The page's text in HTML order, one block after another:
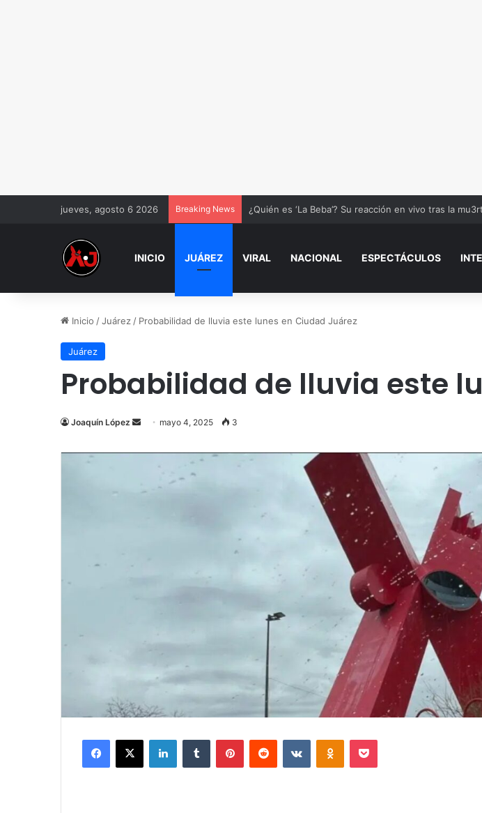
jueves, agosto 6 2026 Breaking News ¿Quién es ‘La Beba’? Su reacción en vivo tras la
INICIO JUÁREZ VIRAL NACIONAL ESPECTÁCULOS
Inicio /Juárez / Probabilidad de lluvia este lunes en Ciudad Juárez
Juárez
Probabilidad de lluvia este
Joaquín López
Send
email
mayo 4, 2025 3
Facebook
X LinkedInTumblr PinterestReddit VKontakteOdnoklassniki
Pocket